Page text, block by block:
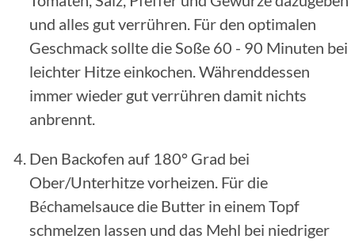
und alles gut verrühren. Für den optimalen
Geschmack sollte die Soße 60 - 90 Minuten bei
leichter Hitze einkochen. Währenddessen
immer wieder gut verrühren damit nichts
anbrennt.
Den Backofen auf 180° Grad bei
Ober/Unterhitze vorheizen. Für die
Béchamelsauce die Butter in einem Topf
schmelzen lassen und das Mehl bei niedriger